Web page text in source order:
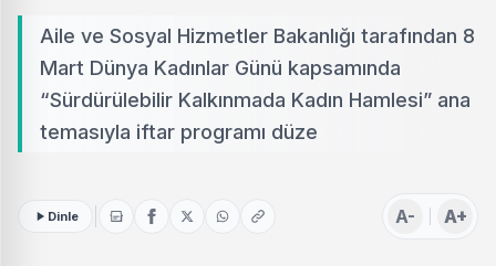
Aile ve Sosyal Hizmetler Bakanlığı tarafından 8
Mart Dünya Kadınlar Günü kapsamında
“Sürdürülebilir Kalkınmada Kadın Hamlesi” ana
temasıyla iftar programı düze
Dinle A- A+